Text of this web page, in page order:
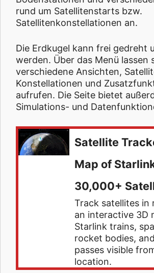
rund um Satellitenstarts bzw.
Satellitenkonstellationen an.
Die Erdkugel kann frei gedreht
werden. Über das Menü lassen
verschiedene Ansichten,
Konstellationen und
aufrufen. Die Seite bietet
Simulations- und
Satellite
Map of
30,000+
Track satellites in
an interactive 3D
Starlink trains,
rocket bodies,
passes visible
location.